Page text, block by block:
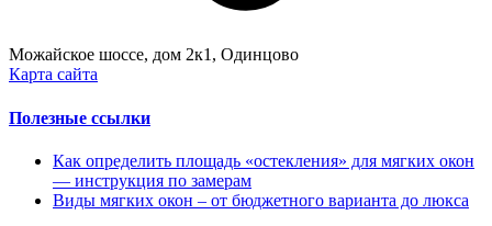
Можайское шоссе, дом 2к1, Одинцово
Карта сайта
Полезные ссылки
Как определить площадь «остекления» для мягких окон
— инструкция по замерам
Виды мягких окон – от бюджетного варианта до люкса